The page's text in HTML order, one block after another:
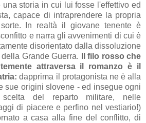
una storia in cui lui fosse l'effettivo ed
capace di intraprendere la propria
In realtà il giovane tenente è
e narra gli avvenimenti di cui è
disorientato dalla dissoluzione
Grande Guerra.
Il filo rosso che
attraversa il romanzo è il
dapprima il protagonista ne è alla
sue origini slovene - ed insegue ogni
del reparto militare, nelle
di piacere e perfino nel vestiario!)
a casa alla fine del conflitto, di